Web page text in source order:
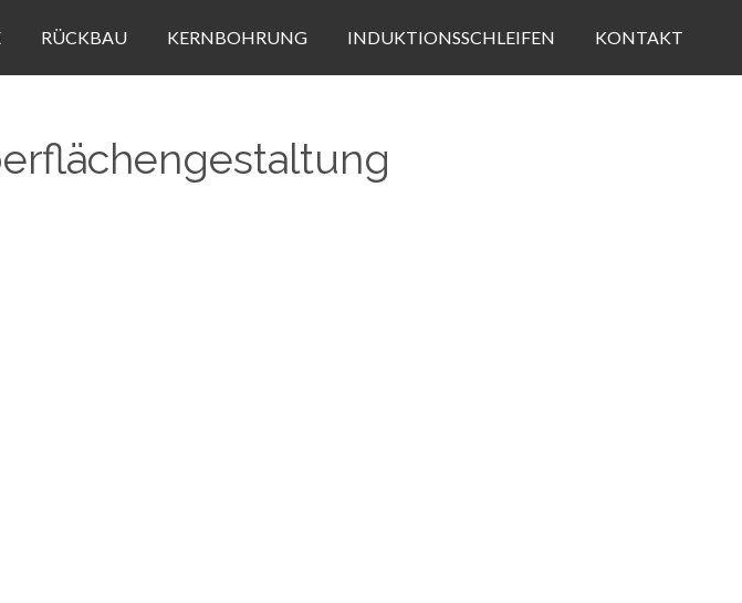
RÜCKBAU KERNBOHRUNG INDUKTIONSSCHLEIFEN KONTAKT